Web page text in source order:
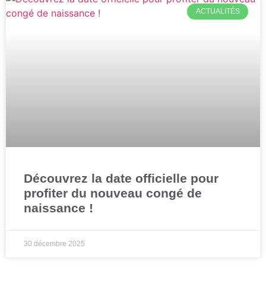
ACTUALITÉS
Découvrez la date officielle pour
profiter du nouveau congé de
naissance !
30 décembre 2025